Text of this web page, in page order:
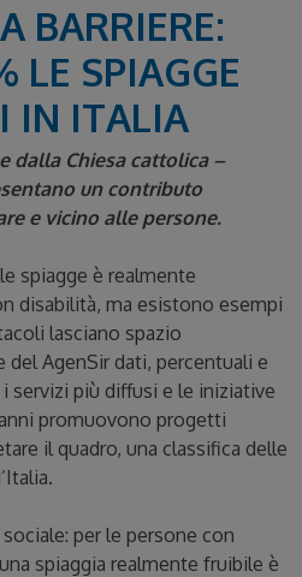
BARRIERE:
LE SPIAGGE
IN ITALIA
dalla Chiesa cattolica –
un contributo
e vicino alle persone.
spiagge è realmente
disabilità, ma esistono esempi
lasciano spazio
del AgenSir dati, percentuali e
servizi più diffusi e le iniziative
promuovono progetti
il quadro, una classifica delle
per le persone con
spiaggia realmente fruibile è